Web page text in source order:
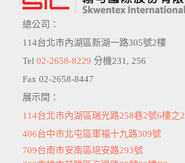
總公司：
114台北市內湖區新湖一路305號2樓
Tel 02-2658-8229 分機231, 256
Fax 02-2658-8447
展示間：
114台北市內湖區瑞光路258巷2號6樓之2
406台中市北屯區軍福十九路309號
709台南市安南區培安路293號